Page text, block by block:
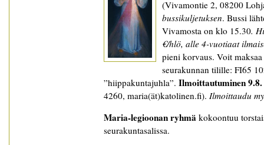
(Vivamontie 2, 08200
bussikuljetuksen. Bussi
Vivamosta on klo 15.30.
€/hlö, alle 4-vuotiaat
pieni korvaus. Voit
seurakunnan tilille: FI65
”hiippakuntajuhla”. Ilmoittautuminen 9.8.
4260, maria(ät)katolinen.fi). Ilmoittaudu
Maria-legioonan ryhmä kokoontuu
seurakuntasalissa.